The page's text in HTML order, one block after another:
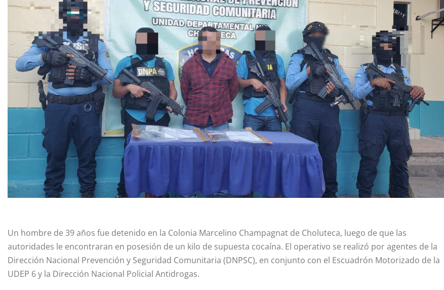
Un hombre de 39 años fue detenido en la Colonia Marcelino Champagnat de Choluteca, luego de que las
autoridades le encontraran en posesión de un kilo de supuesta cocaína. El operativo se realizó por agentes de la
Dirección Nacional Prevención y Seguridad Comunitaria (DNPSC), en conjunto con el Escuadrón Motorizado de la
UDEP 6 y la Dirección Nacional Policial Antidrogas.